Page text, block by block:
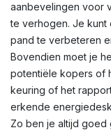
aanbevelingen voor
te verhogen. Je kunt
pand te verbeteren
Bovendien moet je
potentiële kopers of
keuring of het
erkende
Zo ben je altijd